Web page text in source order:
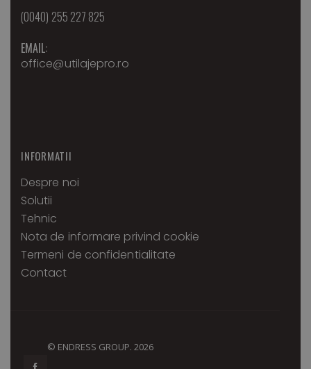
(0040) 255 227 825
EMAIL:
office@utilajepro.ro
INFORMATII
Despre noi
Solutii
Tehnic
Nota de informare privind cookie
Termeni de confidentialitate
Contact
© ENDRESS GROUP. 2026